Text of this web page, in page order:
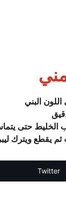
البني
الخليط حتى
يقطع ويترك
Twitter